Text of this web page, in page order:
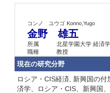
コンノ ユウゴ Konno,Yugo
金野 雄五
所属
北星学園大学 経済
職種
教授
現在の研究分野
ロシア・CIS経済, 新興国の
済学、ロシア・CIS、新興国